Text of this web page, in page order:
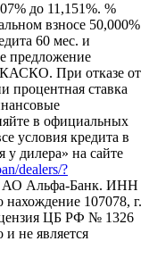
до 11,151%. %
взносе 50,000%
60 мес. и
предложение
КАСКО. При отказе от
процентная ставка
в официальных
условия кредита в
у дилера» на сайте
dealers/?
АО Альфа-Банк. ИНН
107078, г.
ЦБ РФ № 1326
не является